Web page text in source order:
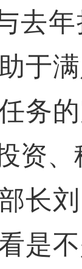
去
于
务
资
刘
是